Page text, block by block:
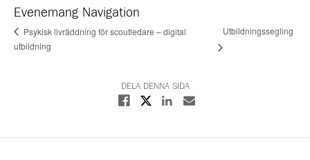
Evenemang Navigation
Psykisk livräddning för scoutledare – digital
utbildning
Utbildningssegling
DELA DENNA SIDA
Dela på Facebook
Dela på XDela på Linkedin
Dela med E-post